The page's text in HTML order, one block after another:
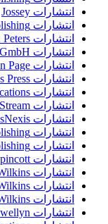
انتشارات Jossey
انتشارات Kaplan Publishing
انتشارات Kathy L. Price and Esther C. Peters
انتشارات Klett Sprachen GmbH
انتشارات Kogan Page
انتشارات Language Success Press
انتشارات Laxmi Publications
انتشارات LessonStream
انتشارات LexisNexis
انتشارات LID Publishing
انتشارات Lioncrest Publishing
انتشارات Lippincott
انتشارات Lippincott Williams & Wilkins
انتشارات Lippincott Williams and Wilkins
انتشارات Lippincott Williams Wilkins
انتشارات Llewellyn